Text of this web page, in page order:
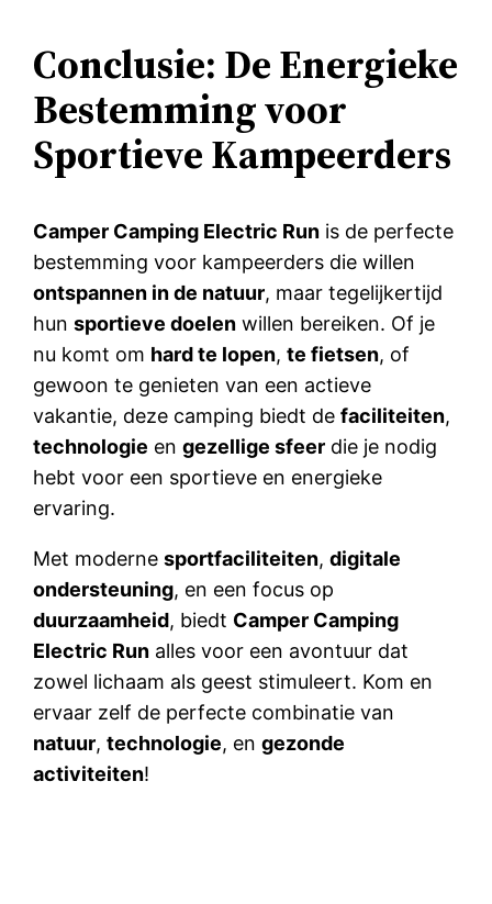
Conclusie: De Energieke
Bestemming voor
Sportieve Kampeerders
Camper Camping Electric Run is de perfecte
bestemming voor kampeerders die willen
ontspannen in de natuur, maar tegelijkertijd
hunsportieve doelen willen bereiken. Of je
nu komt om hard te lopen,te fietsen, of
gewoon te genieten van een actieve
vakantie, deze camping biedt defaciliteiten,
technologie engezellige sfeer die je nodig
hebt voor een sportieve en energieke
ervaring.
Met modernesportfaciliteiten,digitale
ondersteuning, en een focus op
duurzaamheid, biedt Camper Camping
Electric Run alles voor een avontuur dat
zowel lichaam als geest stimuleert. Kom en
ervaar zelf de perfecte combinatie van
natuur,technologie, engezonde
activiteiten!